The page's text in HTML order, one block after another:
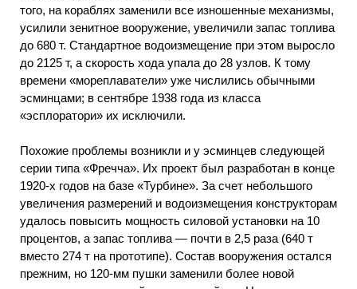
того, на кораблях заменили все изношенные механизмы,
усилили зенитное вооружение, увеличили запас топлива
до 680 т. Стандартное водоизмещение при этом выросло
до 2125 т, а скорость хода упала до 28 узлов. К тому
времени «мореплаватели» уже числились обычными
эсминцами; в сентябре 1938 года из класса
«эсплоратори» их исключили.
Похожие проблемы возникли и у эсминцев следующей
серии типа «Фречча». Их проект был разработан в конце
1920-х годов на базе «Турбине». За счет небольшого
увеличения размерений и водоизмещения конструкторам
удалось повысить мощность силовой установки на 10
процентов, а запас топлива — почти в 2,5 раза (640 т
вместо 274 т на прототипе). Состав вооружения остался
прежним, но 120-мм пушки заменили более новой